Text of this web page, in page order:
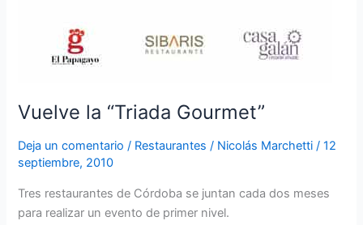
Vuelve la “Triada Gourmet”
Deja un comentario / Restaurantes / Nicolás Marchetti/12
septiembre, 2010
Tres restaurantes de Córdoba se juntan cada dos meses
para realizar un evento de primer nivel.